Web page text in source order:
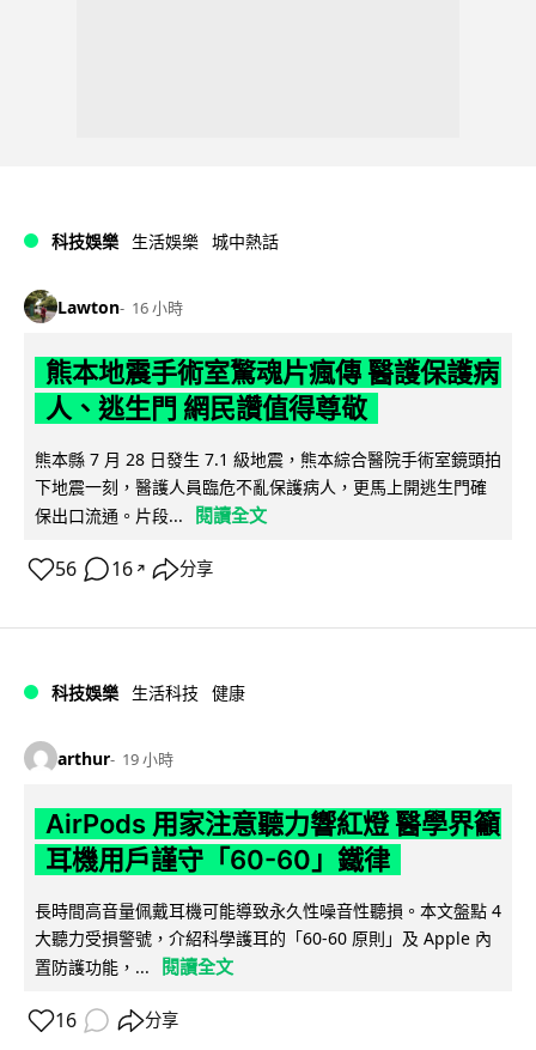
科技娛樂 生活娛樂 城中熱話
Lawton 16 小時
熊本地震手術室驚魂片瘋傳 醫護保護病
人、逃生門 網民讚值得尊敬
熊本縣 7 月 28 日發生 7.1 級地震，熊本綜合醫院手術室鏡頭拍
下地震一刻，醫護人員臨危不亂保護病人，更馬上開逃生門確
保出口流通。片段...
閱讀全文
56 16 ↗ 分享
科技娛樂 生活科技 健康
arthur 19 小時
AirPods 用家注意聽力響紅燈 醫學界籲
耳機用戶謹守「60-60」鐵律
長時間高音量佩戴耳機可能導致永久性噪音性聽損。本文盤點 4
大聽力受損警號，介紹科學護耳的「60-60 原則」及 Apple 內
置防護功能，...
閱讀全文
16 分享